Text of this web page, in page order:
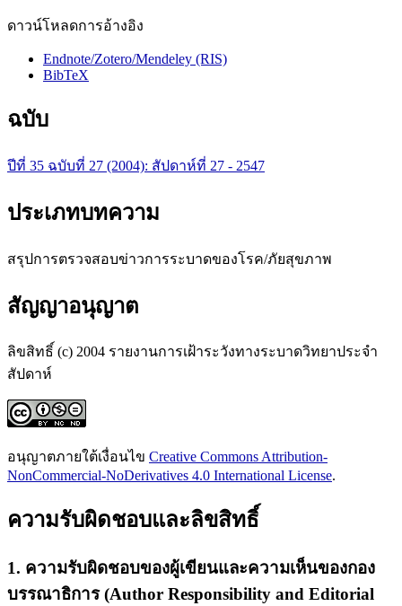
ดาวน์โหลดการอ้างอิง
Endnote/Zotero/Mendeley (RIS)
BibTeX
ฉบับ
ปีที่ 35 ฉบับที่ 27 (2004): สัปดาห์ที่ 27 - 2547
ประเภทบทความ
สรุปการตรวจสอบข่าวการระบาดของโรค/ภัยสุขภาพ
สัญญาอนุญาต
ลิขสิทธิ์ (c) 2004 รายงานการเฝ้าระวังทางระบาดวิทยาประจำ
สัปดาห์
อนุญาตภายใต้เงื่อนไข Creative Commons Attribution-
NonCommercial-NoDerivatives 4.0 International License.
ความรับผิดชอบและลิขสิทธิ์
1. ความรับผิดชอบของผู้เขียนและความเห็นของกอง
บรรณาธิการ (Author Responsibility and Editorial